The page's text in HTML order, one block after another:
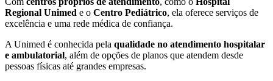
Regional Unimed e o Centro Pediátrico, ela oferece serviços de
excelência e uma rede médica de confiança.
A Unimed é conhecida pela qualidade no atendimento hospitalar
e ambulatorial, além de opções de planos que atendem desde
pessoas físicas até grandes empresas.